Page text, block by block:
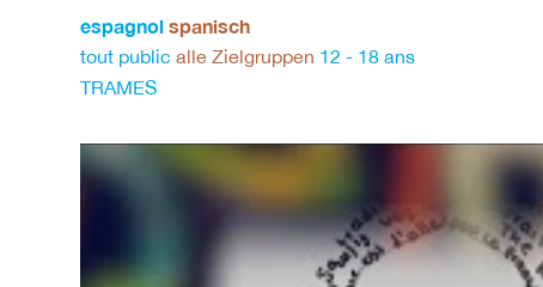
d'animation
multilingue
Ein
Ort
Lesens
und
espagnol spanisch
tout public alle Zielgruppen 12 - 18 ans
TRAMES